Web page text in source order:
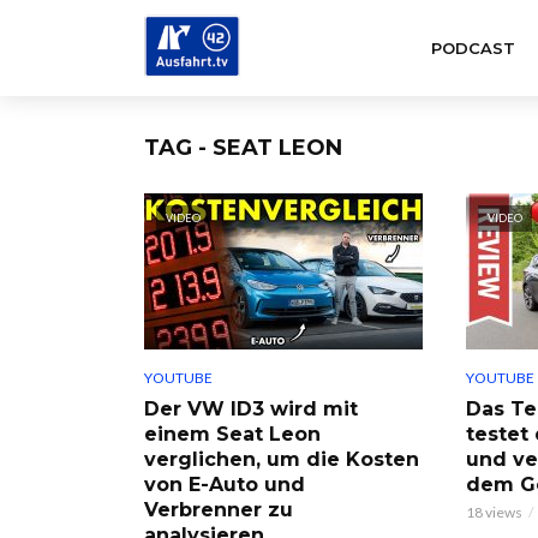
PODCAST
TAG - SEAT LEON
VIDEO
YOUTUBE
Der VW ID3 wird mit
einem Seat Leon
verglichen, um die Kosten
von E-Auto und
Verbrenner zu
VIDEO
YOUTUBE
Das
testet
und
dem
18 views